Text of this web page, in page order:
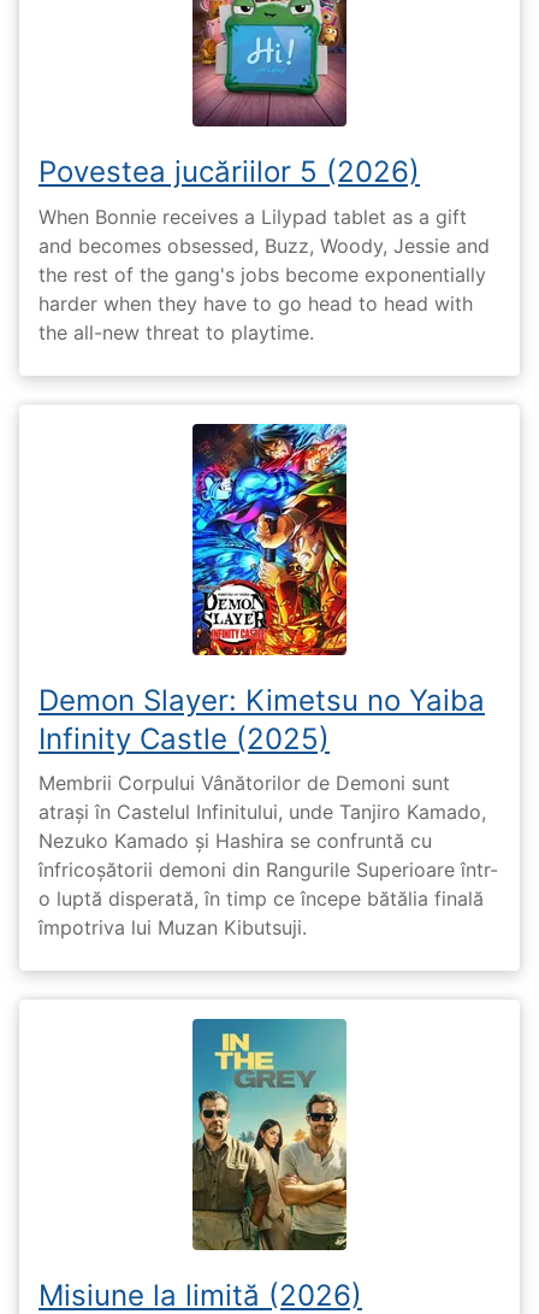
Povestea jucăriilor 5 (2026)
When Bonnie receives a Lilypad tablet as a gift
and becomes obsessed, Buzz, Woody, Jessie and
the rest of the gang's jobs become exponentially
harder when they have to go head to head with
the all-new threat to playtime.
Demon Slayer: Kimetsu no Yaiba
Infinity Castle (2025)
Membrii Corpului Vânătorilor de Demoni sunt
atrași în Castelul Infinitului, unde Tanjiro Kamado,
Nezuko Kamado și Hashira se confruntă cu
înfricoșătorii demoni din Rangurile Superioare într-
o luptă disperată, în timp ce începe bătălia finală
împotriva lui Muzan Kibutsuji.
Misiune la limită (2026)